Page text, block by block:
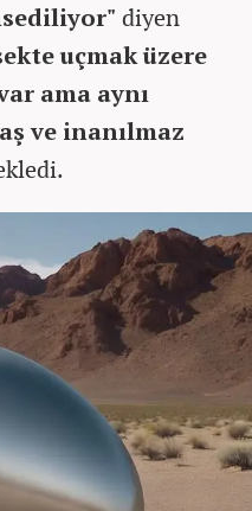
diyen
uçmak üzere
ama aynı
ve inanılmaz